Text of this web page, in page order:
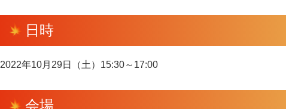
日時
2022年10月29日（土）15:30～17:00
会場